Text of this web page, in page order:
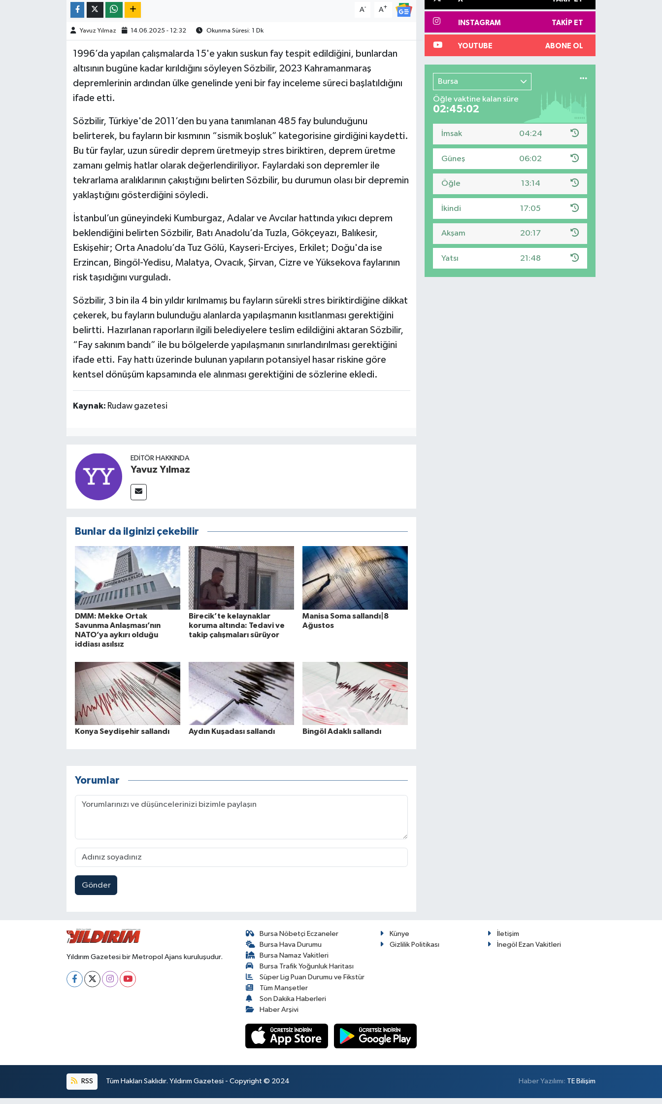
A- A+
Yavuz Yılmaz 14.06.2025 - 12:32 Okunma Süresi: 1 Dk
1996’da yapılan çalışmalarda 15'e yakın suskun fay tespit edildiğini, bunlardan
altısının bugüne kadar kırıldığını söyleyen Sözbilir, 2023 Kahramanmaraş
depremlerinin ardından ülke genelinde yeni bir fay inceleme süreci başlatıldığını
ifade etti.
Sözbilir, Türkiye'de 2011’den bu yana tanımlanan 485 fay bulunduğunu
belirterek, bu fayların bir kısmının “sismik boşluk” kategorisine girdiğini kaydetti.
Bu tür faylar, uzun süredir deprem üretmeyip stres biriktiren, deprem üretme
zamanı gelmiş hatlar olarak değerlendiriliyor. Faylardaki son depremler ile
tekrarlama aralıklarının çakıştığını belirten Sözbilir, bu durumun olası bir depremin
yaklaştığını gösterdiğini söyledi.
İstanbul’un güneyindeki Kumburgaz, Adalar ve Avcılar hattında yıkıcı deprem
beklendiğini belirten Sözbilir, Batı Anadolu’da Tuzla, Gökçeyazı, Balıkesir,
Eskişehir; Orta Anadolu’da Tuz Gölü, Kayseri-Erciyes, Erkilet; Doğu'da ise
Erzincan, Bingöl-Yedisu, Malatya, Ovacık, Şirvan, Cizre ve Yüksekova faylarının
risk taşıdığını vurguladı.
Sözbilir, 3 bin ila 4 bin yıldır kırılmamış bu fayların sürekli stres biriktirdiğine dikkat
çekerek, bu fayların bulunduğu alanlarda yapılaşmanın kısıtlanması gerektiğini
belirtti. Hazırlanan raporların ilgili belediyelere teslim edildiğini aktaran Sözbilir,
“Fay sakınım bandı” ile bu bölgelerde yapılaşmanın sınırlandırılması gerektiğini
ifade etti. Fay hattı üzerinde bulunan yapıların potansiyel hasar riskine göre
kentsel dönüşüm kapsamında ele alınması gerektiğini de sözlerine ekledi.
Kaynak: Rudaw gazetesi
EDITÖR HAKKINDA
Yavuz Yılmaz
Bunlar da ilginizi çekebilir
DMM: Mekke Ortak
Savunma Anlaşması’nın
NATO’ya aykırı olduğu
iddiası asılsız
Birecik’te kelaynaklar
koruma altında: Tedavi ve
takip çalışmaları sürüyor
Manisa Soma sallandı|8
Ağustos
Konya Seydişehir sallandı Aydın Kuşadası sallandı Bingöl Adaklı sallandı
Yorumlar
Gönder
INSTAGRAM TAKIP ET
YOUTUBE ABONE OL
Bursa
Öğle vaktine kalan süre
02:45:01
İmsak 04:24
Güneş 06:02
Öğle 13:14
İkindi 17:05
Akşam 20:17
Yatsı 21:48
Yıldırım Gazetesi bir Metropol Ajans kuruluşudur.
Bursa Nöbetçi Eczaneler
Bursa Hava Durumu
Bursa Namaz Vakitleri
Bursa Trafik Yoğunluk Haritası
Süper Lig Puan Durumu ve Fikstür
Tüm Manşetler
Son Dakika Haberleri
Haber Arşivi
Künye
İletişim
Gizlilik Politikası
İnegöl Ezan Vakitleri
RSS Tüm Hakları Saklıdır. Yıldırım Gazetesi - Copyright © 2024 Haber Yazılımı: TE Bilişim